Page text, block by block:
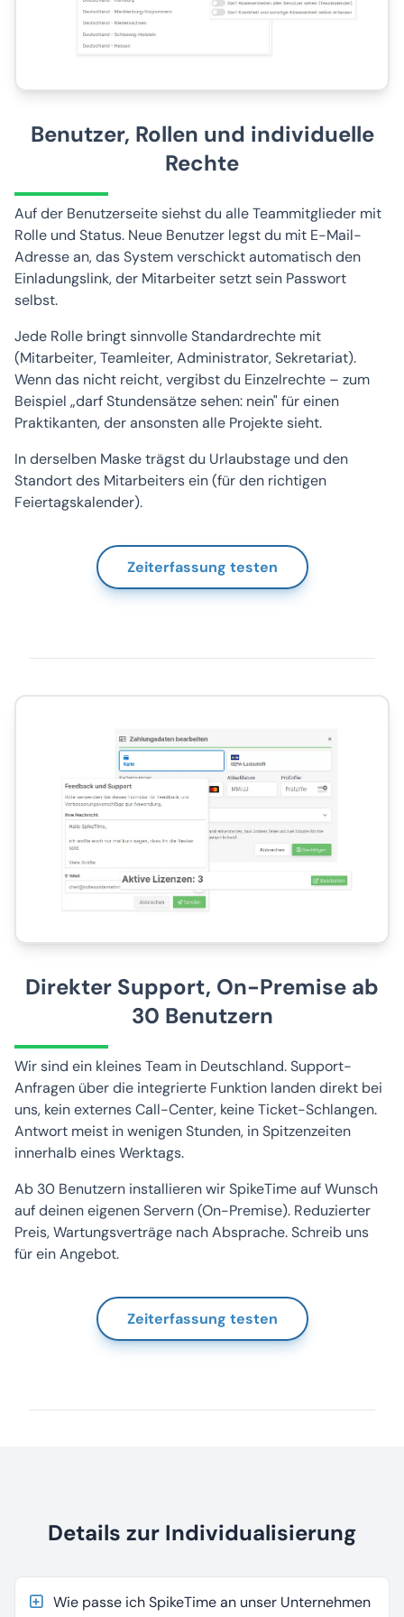
Benutzer, Rollen und individuelle
Rechte
Auf der Benutzerseite siehst du alle Teammitglieder mit
Rolle und Status. Neue Benutzer legst du mit E-Mail-
Adresse an, das System verschickt automatisch den
Einladungslink, der Mitarbeiter setzt sein Passwort
selbst.
Jede Rolle bringt sinnvolle Standardrechte mit
(Mitarbeiter, Teamleiter, Administrator, Sekretariat).
Wenn das nicht reicht, vergibst du Einzelrechte – zum
Beispiel „darf Stundensätze sehen: nein" für einen
Praktikanten, der ansonsten alle Projekte sieht.
In derselben Maske trägst du Urlaubstage und den
Standort des Mitarbeiters ein (für den richtigen
Feiertagskalender).
Zeiterfassung testen
Direkter Support, On-Premise ab
30 Benutzern
Wir sind ein kleines Team in Deutschland. Support-
Anfragen über die integrierte Funktion landen direkt bei
uns, kein externes Call-Center, keine Ticket-Schlangen.
Antwort meist in wenigen Stunden, in Spitzenzeiten
innerhalb eines Werktags.
Ab 30 Benutzern installieren wir SpikeTime auf Wunsch
auf deinen eigenen Servern (On-Premise). Reduzierter
Preis, Wartungsverträge nach Absprache. Schreib uns
für ein Angebot.
Zeiterfassung testen
Details zur Individualisierung
Wie passe ich SpikeTime an unser Unternehmen